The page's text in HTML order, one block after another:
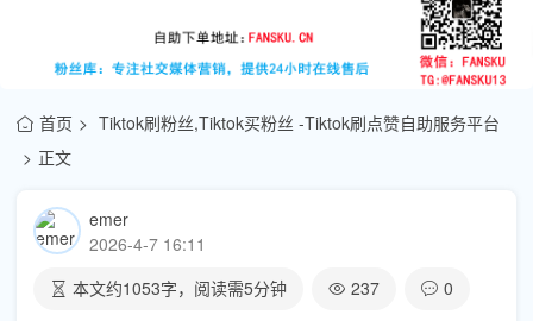
首页
Tiktok刷粉丝,Tiktok买粉丝 -Tiktok刷点赞自助服务平台
正文
emer
2026-4-7 16:11
本文约1053字，阅读需5分钟 237 0